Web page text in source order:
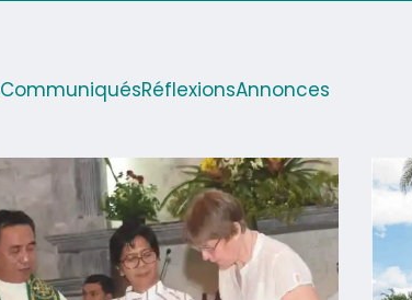
CommuniquésRéflexionsAnnonces